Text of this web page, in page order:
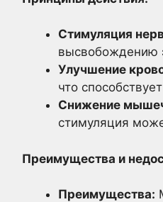
Стимуляция
высвобождению
Улучшение
что
Снижение
стимуляция
Преимущества и
Преимущества: